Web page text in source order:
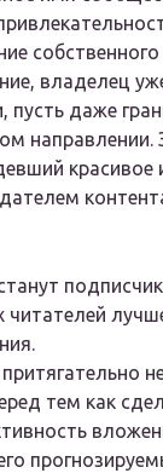
владелец
пусть даже
направлении.
красивое
тем как